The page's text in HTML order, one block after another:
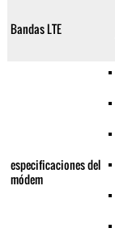
Bandas LTE
especificaciones del
módem